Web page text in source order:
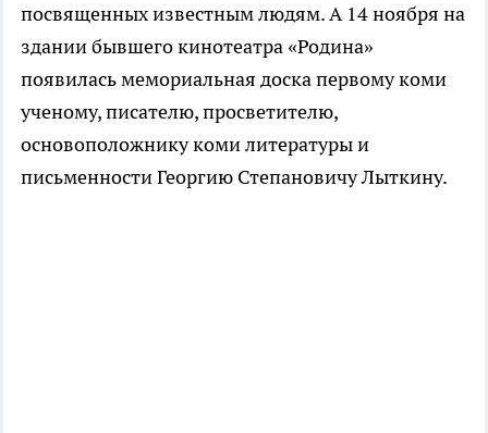
посвященных известным людям. А 14 ноября на
здании бывшего кинотеатра «Родина»
появилась мемориальная доска первому коми
ученому, писателю, просветителю,
основоположнику коми литературы и
письменности Георгию Степановичу Лыткину.